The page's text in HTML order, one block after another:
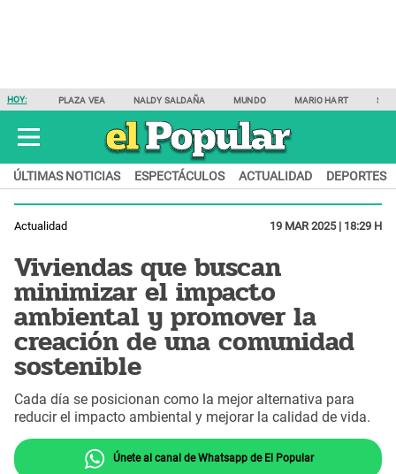
HOY: PLAZA VEA NALDY SALDAÑA MUNDO MARIO HART
ÚLTIMAS NOTICIAS ESPECTÁCULOS ACTUALIDAD DEPORTES
Actualidad 19 MAR 2025 | 18:29 H
Viviendas que buscan
minimizar el impacto
ambiental y promover la
creación de una comunidad
sostenible
Cada día se posicionan como la mejor alternativa para
reducir el impacto ambiental y mejorar la calidad de vida.
Únete al canal de Whatsapp de El Popular